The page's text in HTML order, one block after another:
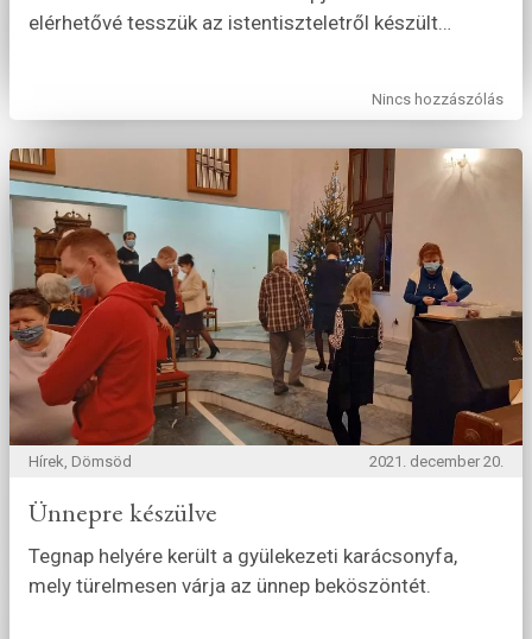
elérhetővé tesszük az istentiszteletről készült…
Nincs hozzászólás
Hírek, Dömsöd 2021. december 20.
Ünnepre készülve
Tegnap helyére került a gyülekezeti karácsonyfa,
mely türelmesen várja az ünnep beköszöntét.